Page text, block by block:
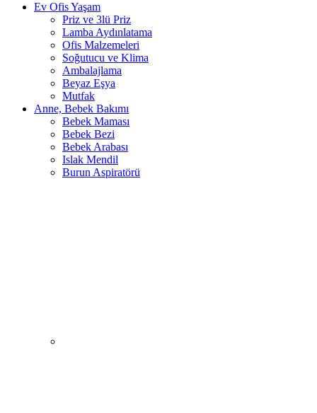
Ev Ofis Yaşam
Priz ve 3lü Priz
Lamba Aydınlatama
Ofis Malzemeleri
Soğutucu ve Klima
Ambalajlama
Beyaz Eşya
Mutfak
Anne, Bebek Bakımı
Bebek Maması
Bebek Bezi
Bebek Arabası
Islak Mendil
Burun Aspiratörü